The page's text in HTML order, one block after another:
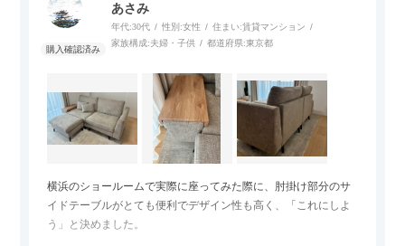
あさみ
年代:30代 性別:女性 住まい:賃貸マンション
家族構成:夫婦・子供 都道府県:東京都
横浜のショールームで実際に座ってみた際に、肘掛け部分のサ
イドテーブルがとても便利でデザイン性も高く、「これにしよ
う」と決めました。